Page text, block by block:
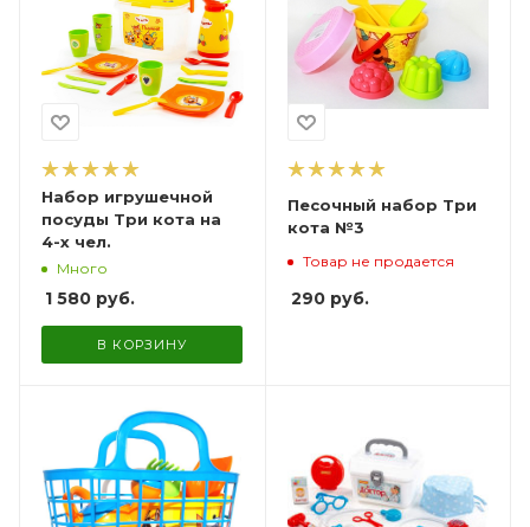
Набор игрушечной
посуды Три кота на
4-х чел.
Много
1 580 руб.
В КОРЗИНУ
Песочный набор Три
кота №3
Товар не продается
290руб.